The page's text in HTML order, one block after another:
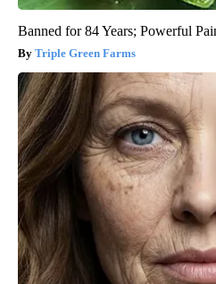
Banned for 84 Years; Powerful
Triple Green Farms